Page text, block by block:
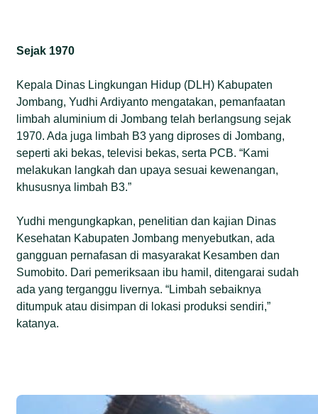
Sejak 1970
Kepala Dinas Lingkungan Hidup (DLH) Kabupaten
Jombang, Yudhi Ardiyanto mengatakan, pemanfaatan
limbah aluminium di Jombang telah berlangsung sejak
1970. Ada juga limbah B3 yang diproses di Jombang,
seperti aki bekas, televisi bekas, serta PCB. “Kami
melakukan langkah dan upaya sesuai kewenangan,
khususnya limbah B3.”
Yudhi mengungkapkan, penelitian dan kajian Dinas
Kesehatan Kabupaten Jombang menyebutkan, ada
gangguan pernafasan di masyarakat Kesamben dan
Sumobito. Dari pemeriksaan ibu hamil, ditengarai sudah
ada yang terganggu livernya. “Limbah sebaiknya
ditumpuk atau disimpan di lokasi produksi sendiri,”
katanya.